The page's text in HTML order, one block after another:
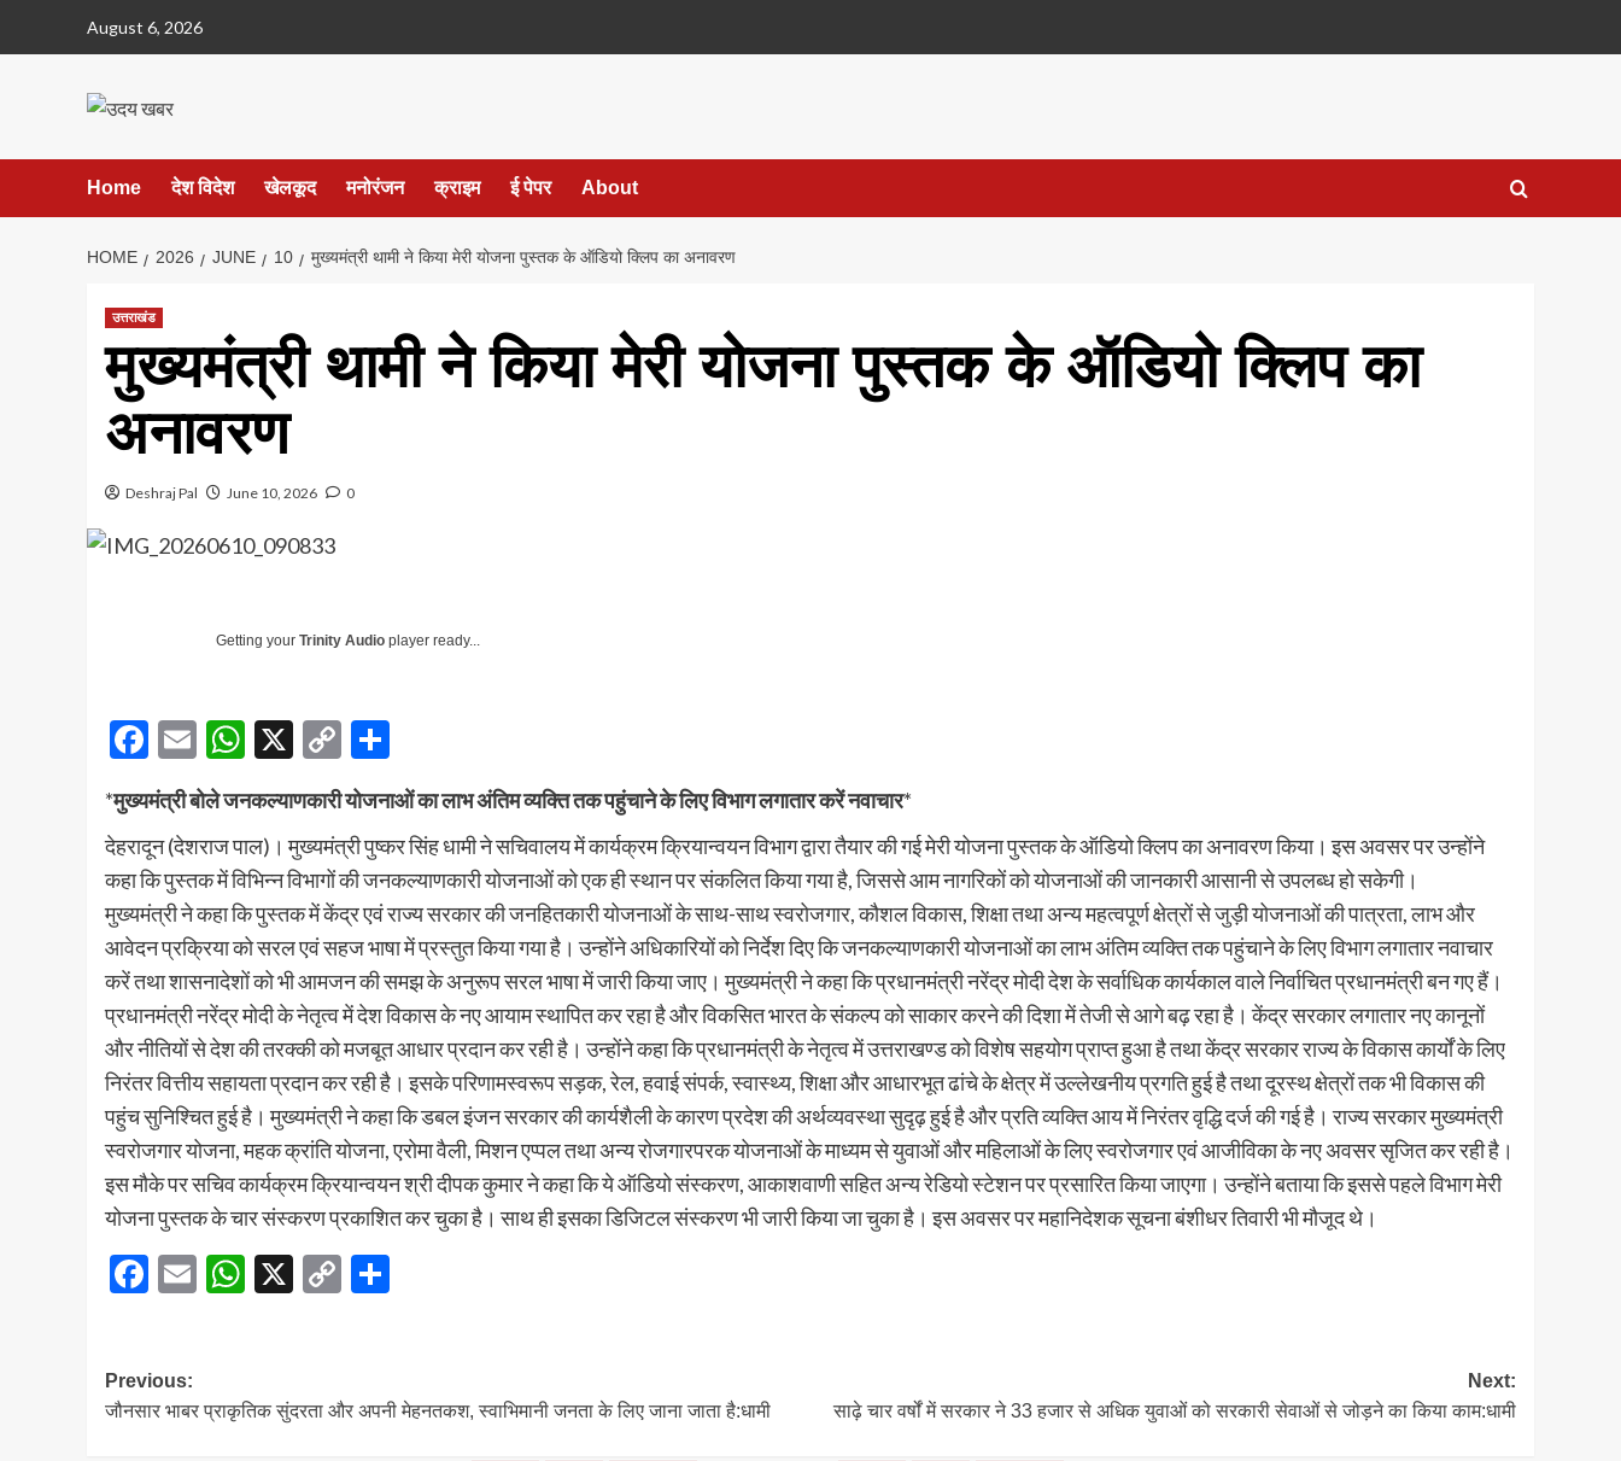
August 6, 2026
Home देश विदेश खेलकूद मनोरंजन क्राइम ई पेपर About
HOME 2026 JUNE 10 मुख्यमंत्री थामी ने किया मेरी योजना पुस्तक के ऑडियो क्लिप का अनावरण
उत्तराखंड
मुख्यमंत्री थामी ने किया मेरी योजना पुस्तक के ऑडियो क्लिप का
अनावरण
Deshraj Pal June 10, 2026 0
Getting your Trinity Audio player ready...
Facebook
EmailWhatsApp
X
Copy
Link
*मुख्यमंत्री बोले जनकल्याणकारी योजनाओं का लाभ अंतिम व्यक्ति तक पहुंचाने के लिए विभाग लगातार करें नवाचार*
देहरादून (देशराज पाल)। मुख्यमंत्री पुष्कर सिंह धामी ने सचिवालय में कार्यक्रम क्रियान्वयन विभाग द्वारा तैयार की गई मेरी योजना पुस्तक के ऑडियो क्लिप का अनावरण किया। इस अवसर पर उन्होंने
कहा कि पुस्तक में विभिन्न विभागों की जनकल्याणकारी योजनाओं को एक ही स्थान पर संकलित किया गया है, जिससे आम नागरिकों को योजनाओं की जानकारी आसानी से उपलब्ध हो सकेगी।
मुख्यमंत्री ने कहा कि पुस्तक में केंद्र एवं राज्य सरकार की जनहितकारी योजनाओं के साथ-साथ स्वरोजगार, कौशल विकास, शिक्षा तथा अन्य महत्वपूर्ण क्षेत्रों से जुड़ी योजनाओं की पात्रता, लाभ और
आवेदन प्रक्रिया को सरल एवं सहज भाषा में प्रस्तुत किया गया है। उन्होंने अधिकारियों को निर्देश दिए कि जनकल्याणकारी योजनाओं का लाभ अंतिम व्यक्ति तक पहुंचाने के लिए विभाग लगातार नवाचार
करें तथा शासनादेशों को भी आमजन की समझ के अनुरूप सरल भाषा में जारी किया जाए। मुख्यमंत्री ने कहा कि प्रधानमंत्री नरेंद्र मोदी देश के सर्वाधिक कार्यकाल वाले निर्वाचित प्रधानमंत्री बन गए हैं।
प्रधानमंत्री नरेंद्र मोदी के नेतृत्व में देश विकास के नए आयाम स्थापित कर रहा है और विकसित भारत के संकल्प को साकार करने की दिशा में तेजी से आगे बढ़ रहा है। केंद्र सरकार लगातार नए कानूनों
और नीतियों से देश की तरक्की को मजबूत आधार प्रदान कर रही है। उन्होंने कहा कि प्रधानमंत्री के नेतृत्व में उत्तराखण्ड को विशेष सहयोग प्राप्त हुआ है तथा केंद्र सरकार राज्य के विकास कार्यों के लिए
निरंतर वित्तीय सहायता प्रदान कर रही है। इसके परिणामस्वरूप सड़क, रेल, हवाई संपर्क, स्वास्थ्य, शिक्षा और आधारभूत ढांचे के क्षेत्र में उल्लेखनीय प्रगति हुई है तथा दूरस्थ क्षेत्रों तक भी विकास की
पहुंच सुनिश्चित हुई है। मुख्यमंत्री ने कहा कि डबल इंजन सरकार की कार्यशैली के कारण प्रदेश की अर्थव्यवस्था सुदृढ़ हुई है और प्रति व्यक्ति आय में निरंतर वृद्धि दर्ज की गई है। राज्य सरकार मुख्यमंत्री
स्वरोजगार योजना, महक क्रांति योजना, एरोमा वैली, मिशन एप्पल तथा अन्य रोजगारपरक योजनाओं के माध्यम से युवाओं और महिलाओं के लिए स्वरोजगार एवं आजीविका के नए अवसर सृजित कर रही है।
इस मौके पर सचिव कार्यक्रम क्रियान्वयन श्री दीपक कुमार ने कहा कि ये ऑडियो संस्करण, आकाशवाणी सहित अन्य रेडियो स्टेशन पर प्रसारित किया जाएगा। उन्होंने बताया कि इससे पहले विभाग मेरी
योजना पुस्तक के चार संस्करण प्रकाशित कर चुका है। साथ ही इसका डिजिटल संस्करण भी जारी किया जा चुका है। इस अवसर पर महानिदेशक सूचना बंशीधर तिवारी भी मौजूद थे।
Facebook
EmailWhatsApp
X
Copy
Post
navigation
Previous:
जौनसार भाबर प्राकृतिक सुंदरता और अपनी मेहनतकश, स्वाभिमानी जनता के लिए जाना जाता है:धामी
Next:
साढ़े चार वर्षों में सरकार ने 33 हजार से अधिक युवाओं को सरकारी सेवाओं से जोड़ने का किया काम:धामी